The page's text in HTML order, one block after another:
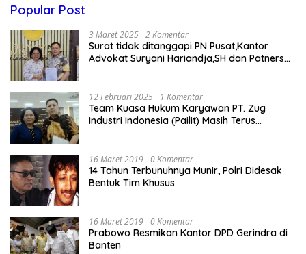
Popular Post
3 Maret 2025 2 Komentar
Surat tidak ditanggapi PN Pusat,Kantor
Advokat Suryani Hariandja,SH dan Patners
12 Februari 2025 1 Komentar
Team Kuasa Hukum Karyawan PT. Zug
Industri Indonesia (Pailit) Masih Terus
16 Maret 2019 0 Komentar
14 Tahun Terbunuhnya Munir, Polri Didesak
Bentuk Tim Khusus
16 Maret 2019 0 Komentar
Prabowo Resmikan Kantor DPD Gerindra di
Banten